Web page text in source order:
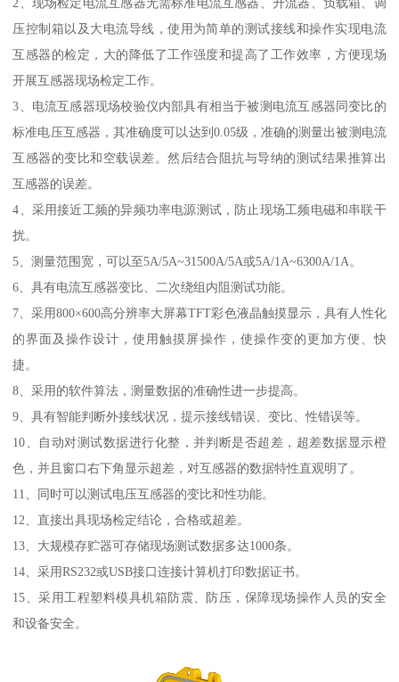
压控制箱以及大电流导线，使用为简单的测试接线和操作实现电流
互感器的检定，大的降低了工作强度和提高了工作效率，方便现场
开展互感器现场检定工作。
3、电流互感器现场校验仪内部具有相当于被测电流互感器同变比的
标准电压互感器，其准确度可以达到0.05级，准确的测量出被测电流
互感器的变比和空载误差。然后结合阻抗与导纳的测试结果推算出
互感器的误差。
4、采用接近工频的异频功率电源测试，防止现场工频电磁和串联干
扰。
5、测量范围宽，可以至5A/5A~31500A/5A或5A/1A~6300A/1A。
6、具有电流互感器变比、二次绕组内阻测试功能。
7、采用800×600高分辨率大屏幕TFT彩色液晶触摸显示，具有人性化
的界面及操作设计，使用触摸屏操作，使操作变的更加方便、快
捷。
8、采用的软件算法，测量数据的准确性进一步提高。
9、具有智能判断外接线状况，提示接线错误、变比、性错误等。
10、自动对测试数据进行化整，并判断是否超差，超差数据显示橙
色，并且窗口右下角显示超差，对互感器的数据特性直观明了。
11、同时可以测试电压互感器的变比和性功能。
12、直接出具现场检定结论，合格或超差。
13、大规模存贮器可存储现场测试数据多达1000条。
14、采用RS232或USB接口连接计算机打印数据证书。
15、采用工程塑料模具机箱防震、防压，保障现场操作人员的安全
和设备安全。